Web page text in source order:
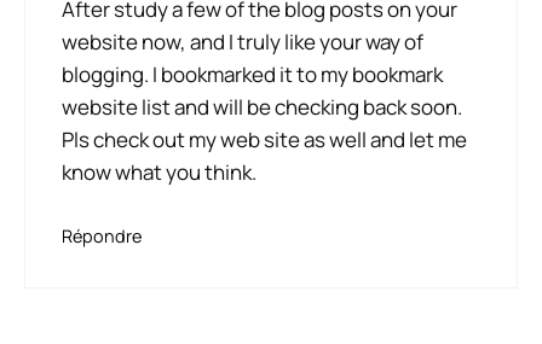
After study a few of the blog posts on your
website now, and I truly like your way of
blogging. I bookmarked it to my bookmark
website list and will be checking back soon.
Pls check out my web site as well and let me
know what you think.
Répondre